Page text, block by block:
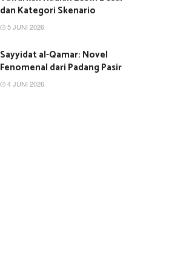
dan Kategori Skenario
5 JUNI 2026
Sayyidat al-Qamar: Novel
Fenomenal dari Padang Pasir
4 JUNI 2026